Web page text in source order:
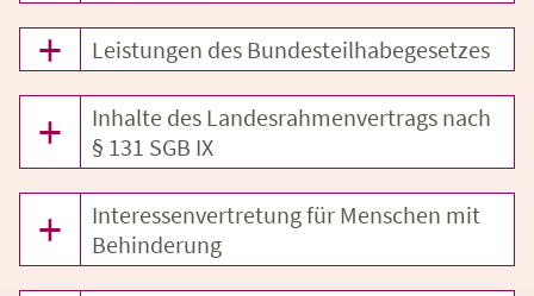
Leistungen des Bundesteilhabegesetzes
Inhalte des Landesrahmenvertrags nach
§ 131 SGB IX
Interessenvertretung für Menschen mit
Behinderung